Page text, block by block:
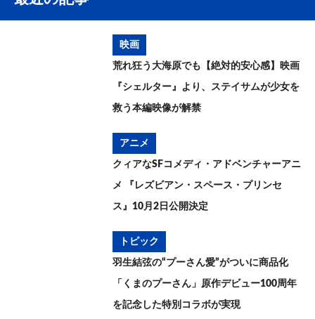
映画
荒れ狂う大海原でも【絶対的安心感】映画
『シェルター』より、ステイサムが少女を
救う本編映像が解禁
アニメ
クィアなSFコメディ・アドベンチャーアニ
メ 『レズビアン・スペース・プリンセ
ス』10月2日公開決定
トピック
羽生結弦の“プーさん愛”がついに商品化
「くまのプーさん」原作デビュー100周年
を記念した特別コラボが実現